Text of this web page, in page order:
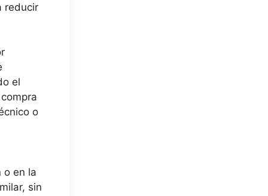
reducir
el
o
o en la
sin